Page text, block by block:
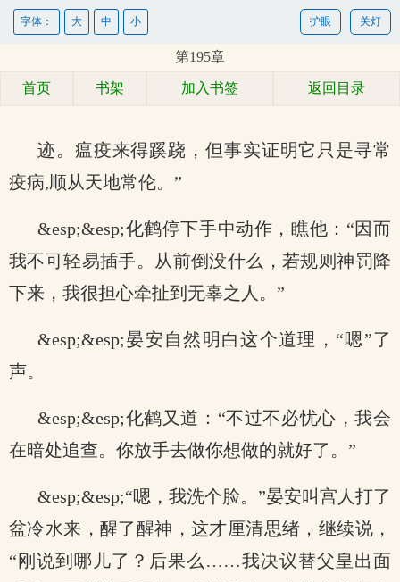
关灯
护眼
字体： 大 中 小
第195章
首页 书架 加入书签 返回目录
迹。瘟疫来得蹊跷，但事实证明它只是寻常
疫病,顺从天地常伦。”
&esp;&esp;化鹤停下手中动作，瞧他：“因而
我不可轻易插手。从前倒没什么，若规则神罚降
下来，我很担心牵扯到无辜之人。”
&esp;&esp;晏安自然明白这个道理，“嗯”了
声。
&esp;&esp;化鹤又道：“不过不必忧心，我会
在暗处追查。你放手去做你想做的就好了。”
&esp;&esp;“嗯，我洗个脸。”晏安叫宫人打了
盆冷水来，醒了醒神，这才厘清思绪，继续说，
“刚说到哪儿了？后果么……我决议替父皇出面